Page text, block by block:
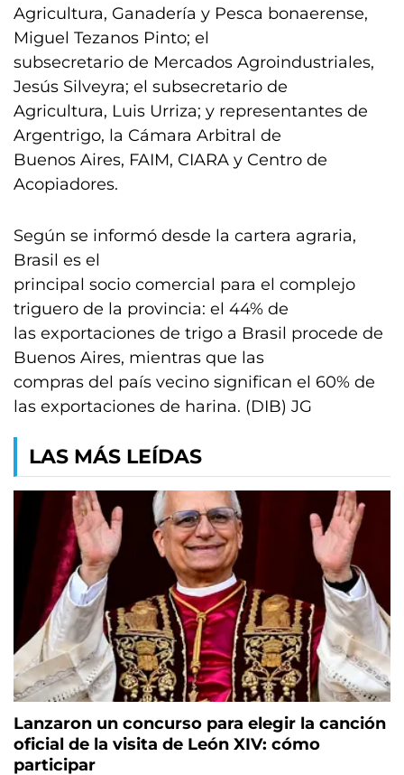
Agricultura, Ganadería y Pesca bonaerense,
Miguel Tezanos Pinto; el
subsecretario de Mercados Agroindustriales,
Jesús Silveyra; el subsecretario de
Agricultura, Luis Urriza; y representantes de
Argentrigo, la Cámara Arbitral de
Buenos Aires, FAIM, CIARA y Centro de
Acopiadores.
Según se informó desde la cartera agraria,
Brasil es el
principal socio comercial para el complejo
triguero de la provincia: el 44% de
las exportaciones de trigo a Brasil procede de
Buenos Aires, mientras que las
compras del país vecino significan el 60% de
las exportaciones de harina. (DIB) JG
LAS MÁS LEÍDAS
Lanzaron un concurso para elegir la canción
oficial de la visita de León XIV: cómo
participar